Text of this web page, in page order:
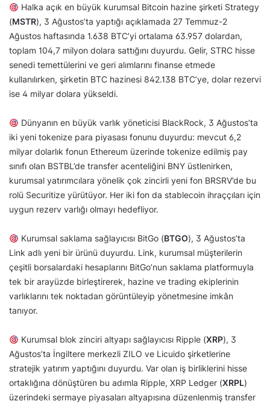
Halka açık en büyük kurumsal Bitcoin hazine şirketi Strategy
(MSTR), 3 Ağustos’ta yaptığı açıklamada 27 Temmuz-2
Ağustos haftasında 1.638 BTC’yi ortalama 63.957 dolardan,
toplam 104,7 milyon dolara sattığını duyurdu. Gelir, STRC hisse
senedi temettülerini ve geri alımlarını finanse etmede
kullanılırken, şirketin BTC hazinesi 842.138 BTC’ye, dolar rezervi
ise 4 milyar dolara yükseldi.
Dünyanın en büyük varlık yöneticisi BlackRock, 3 Ağustos’ta
iki yeni tokenize para piyasası fonunu duyurdu: mevcut 6,2
milyar dolarlık fonun Ethereum üzerinde tokenize edilmiş pay
sınıfı olan BSTBL’de transfer acenteliğini BNY üstlenirken,
kurumsal yatırımcılara yönelik çok zincirli yeni fon BRSRV’de bu
rolü Securitize yürütüyor. Her iki fon da stablecoin ihraççıları için
uygun rezerv varlığı olmayı hedefliyor.
Kurumsal saklama sağlayıcısı BitGo (BTGO), 3 Ağustos’ta
Link adlı yeni bir ürünü duyurdu. Link, kurumsal müşterilerin
çeşitli borsalardaki hesaplarını BitGo’nun saklama platformuyla
tek bir arayüzde birleştirerek, hazine ve trading ekiplerinin
varlıklarını tek noktadan görüntüleyip yönetmesine imkân
tanıyor.
Kurumsal blok zinciri altyapı sağlayıcısı Ripple (XRP), 3
Ağustos’ta İngiltere merkezli ZILO ve Licuido şirketlerine
stratejik yatırım yaptığını duyurdu. Var olan iş birliklerini hisse
ortaklığına dönüştüren bu adımla Ripple, XRP Ledger (XRPL)
üzerindeki sermaye piyasaları altyapısına düzenlenmiş transfer